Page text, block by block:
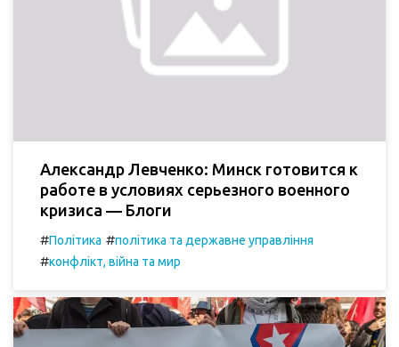
Александр Левченко: Минск готовится к
работе в условиях серьезного военного
кризиса — Блоги
#Політика #політика та державне управління
#конфлікт, війна та мир